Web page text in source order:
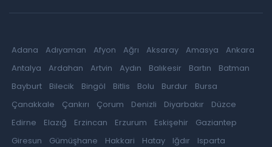
Adana Adıyaman Afyon Ağrı Aksaray Amasya
Ankara
Antalya
Ardahan Artvin Aydın Balıkesir Bartın
Batman
Bayburt
Bilecik Bingöl Bitlis Bolu Burdur
Bursa
Çanakkale
Çankırı Çorum Denizli Diyarbakır
Düzce
Edirne
Elazığ Erzincan Erzurum Eskişehir
Gaziantep
Giresun
Gümüşhane Hakkari Hatay Iğdır
Isparta